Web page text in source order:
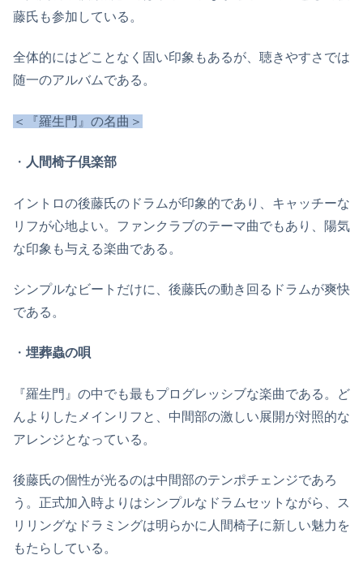
藤氏も参加している。
全体的にはどことなく固い印象もあるが、聴きやすさでは
随一のアルバムである。
＜『羅生門』の名曲＞
・ 人間椅子倶楽部
イントロの後藤氏のドラムが印象的であり、キャッチーな
リフが心地よい。ファンクラブのテーマ曲でもあり、陽気
な印象も与える楽曲である。
シンプルなビートだけに、後藤氏の動き回るドラムが爽快
である。
・ 埋葬蟲の唄
『羅生門』の中でも最もプログレッシブな楽曲である。ど
んよりしたメインリフと、中間部の激しい展開が対照的な
アレンジとなっている。
後藤氏の個性が光るのは中間部のテンポチェンジであろ
う。正式加入時よりはシンプルなドラムセットながら、ス
リリングなドラミングは明らかに人間椅子に新しい魅力を
もたらしている。